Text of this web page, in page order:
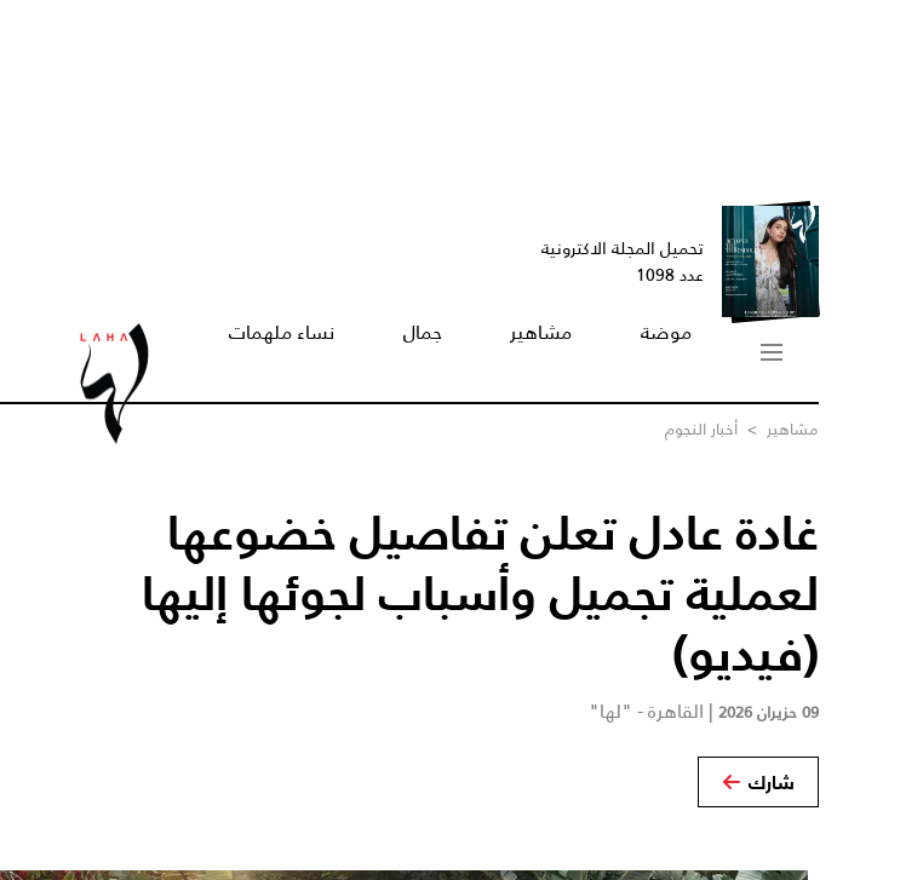
تحميل المجلة الاكترونية
عدد 1098
موضة مشاهير جمال نساء ملهمات
مشاهير > أخبار النجوم
غادة عادل تعلن تفاصيل خضوعها
لعملية تجميل وأسباب لجوئها إليها
(فيديو)
09 حزيران 2026 | القاهرة - "لها"
شارك